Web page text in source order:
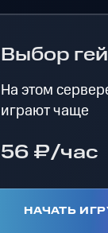
Выбор
На этом
играют чаще
56 ₽/час
НАЧАТЬ